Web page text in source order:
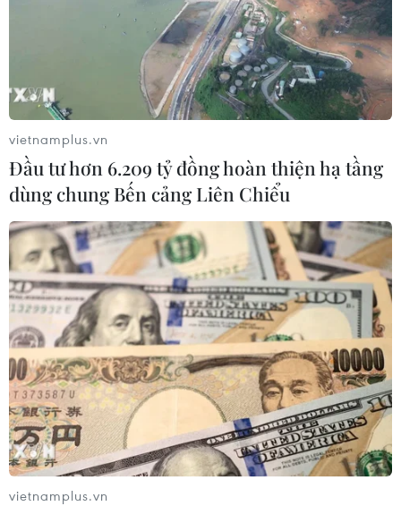
để đẩy lùi, giảm thiểu tai nạn giao thông, bảo
đảm tốt nhất an toàn tính mạng, sức khỏe và tài
sản cho nhân dân./.
Hiện trường vụ xe
khách chở 22 người lao
xuống vực ở Cao tốc La
Sơn-Túy Loan
Chiếc xe khách giường nằm biển kiểm soát 47B-
01067 đang chạy tuyến Đắk Lắk-Thừa Thiên-Huế
đã bất ngờ lao xuống vực khiến 3 người chết,
nhiều người bị thương.
vietnamplus.vn
Đầu tư hơn 6.209 tỷ đồng hoàn thiện hạ tầng
dùng chung Bến cảng Liên Chiểu
vietnamplus.vn